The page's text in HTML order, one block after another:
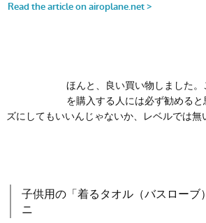
ほんと、良い買い物しました
を購入する人には必ず勧める
ズにしてもいいんじゃないか、レベルでは無
子供用の「着るタオル（バスローブ
ニ